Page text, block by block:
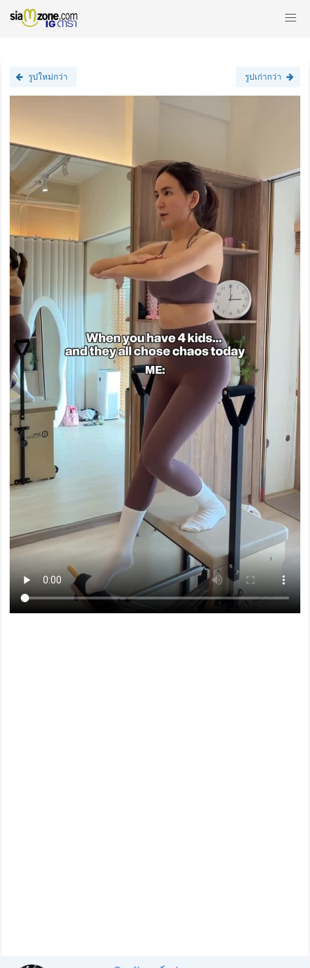
รูปใหม่กว่า รูปเก่ากว่า